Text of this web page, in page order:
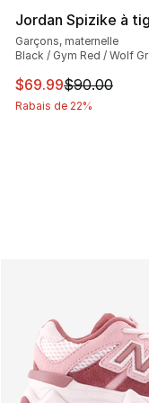
Jordan Spizike à
Garçons, maternelle
Black / Gym Red / Wolf
Cet article est en
$69.99$90.00
Rabais de 22%